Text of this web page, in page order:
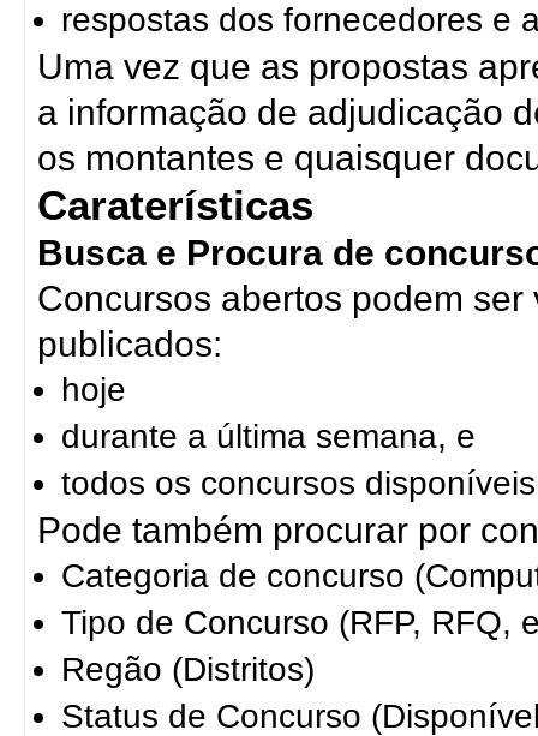
respostas dos fornecedores e
Uma vez que as propostas
a informação de adjudicação
os montantes e quaisquer
Caraterísticas
Busca e Procura de
Concursos abertos podem
publicados:
hoje
durante a última semana, e
todos os concursos
Pode também procurar por
Categoria de concurso
Tipo de Concurso (RFP, RFQ,
Regão (Distritos)
Status de Concurso